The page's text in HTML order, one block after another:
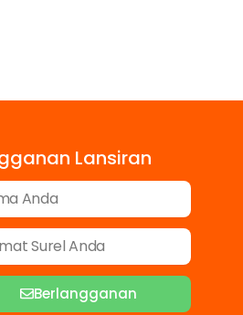
Lansiran
Berlangganan